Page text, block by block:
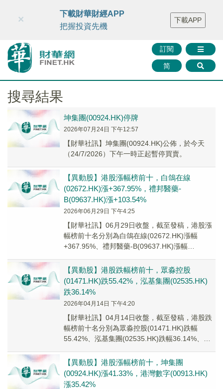
財華智庫網 FINTV FINMETA 財華證券 媒體矩陣
智庫沙龍
聯絡我們
訂閱
简
×
下載財華財經APP
把握投資先機
下載APP
搜尋結果
坤集團(00924.HK)停牌
2026年07月24日 下午12:57
【財華社訊】坤集團(00924.HK)公佈，於今天
（24/7/2026）下午一時正起暫停買賣。
【異動股】港股漲幅榜前十，白鴿在線
(02672.HK)漲+367.95%，禮邦醫藥-
B(09637.HK)漲+103.54%
2026年06月29日 下午4:25
【財華社訊】06月29日收盤，截至發稿，港股漲
幅榜前十名分別為白鴿在線(02672.HK)漲幅
+367.95%、禮邦醫藥-B(09637.HK)漲幅
【異動股】港股跌幅榜前十，眾淼控股
(01471.HK)跌55.42%，泓基集團(02535.HK)
跌36.14%
2026年04月14日 下午4:20
【財華社訊】04月14日收盤，截至發稿，港股跌
幅榜前十名分別為眾淼控股(01471.HK)跌幅
55.42%、泓基集團(02535.HK)跌幅36.14%、中
【異動股】港股漲幅榜前十，坤集團
(00924.HK)漲41.33%，港灣數字(00913.HK)
漲35.42%